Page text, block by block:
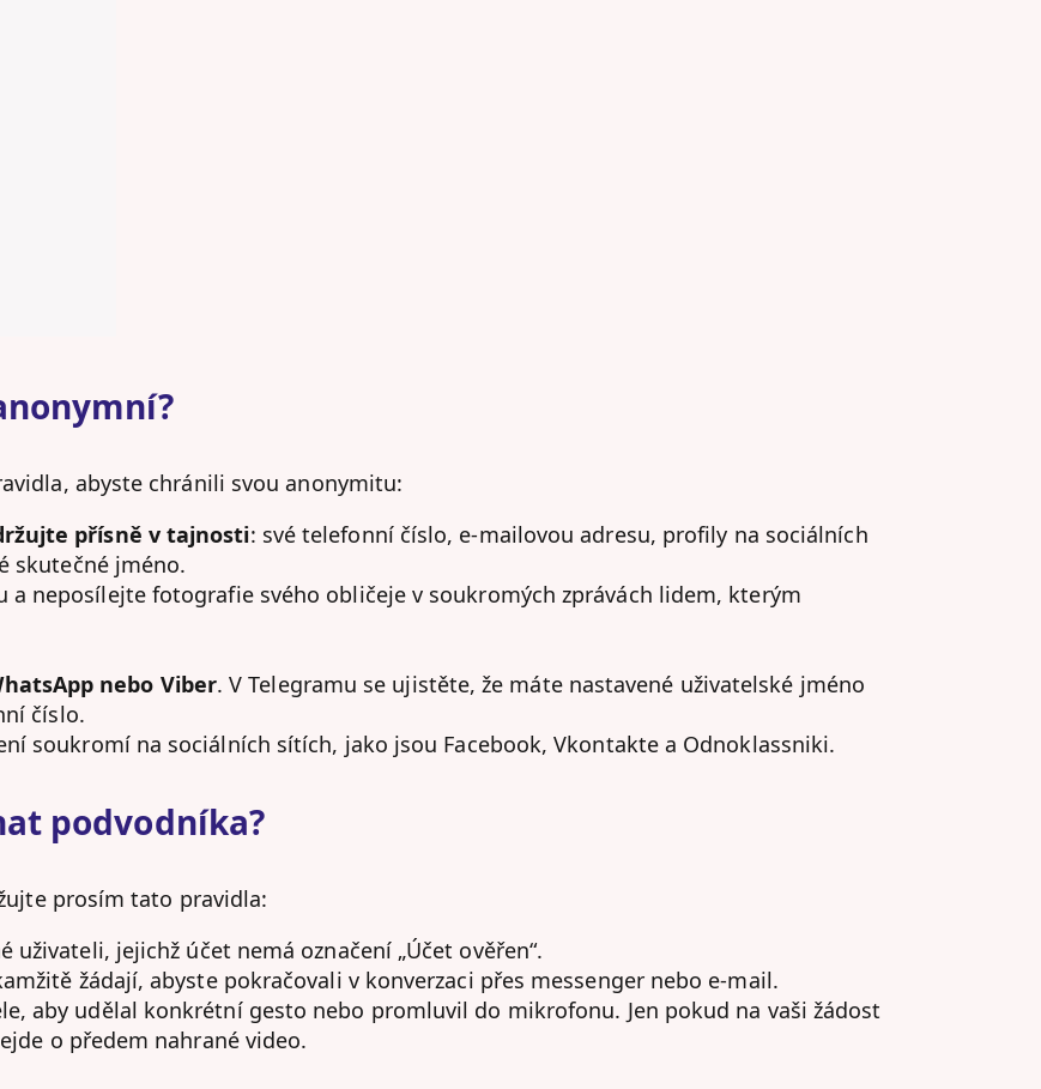
abyste chránili svou anonymitu:
přísně v tajnosti: své telefonní číslo, e-mailovou adresu, profily na sociálních
skutečné jméno.
a neposílejte fotografie svého obličeje v soukromých zprávách lidem, kterým
nebo Viber. V Telegramu se ujistěte, že máte nastavené uživatelské jméno
číslo.
soukromí na sociálních sítích, jako jsou Facebook, Vkontakte a Odnoklassniki.
podvodníka?
prosím tato pravidla:
uživateli, jejichž účet nemá označení „Účet ověřen“.
žádají, abyste pokračovali v konverzaci přes messenger nebo e-mail.
aby udělal konkrétní gesto nebo promluvil do mikrofonu. Jen pokud na vaši žádost
o předem nahrané video.